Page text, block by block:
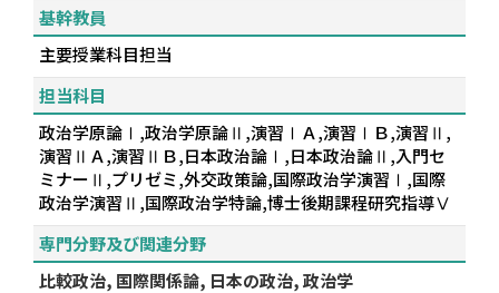
基幹教員
主要授業科目担当
担当科目
政治学原論Ⅰ,政治学原論Ⅱ,演習ⅠＡ,演習ⅠＢ,演習Ⅱ,
演習ⅡＡ,演習ⅡＢ,日本政治論Ⅰ,日本政治論Ⅱ,入門セ
ミナーⅡ,プリゼミ,外交政策論,国際政治学演習Ⅰ,国際
政治学演習Ⅱ,国際政治学特論,博士後期課程研究指導Ⅴ
専門分野及び関連分野
比較政治, 国際関係論, 日本の政治, 政治学